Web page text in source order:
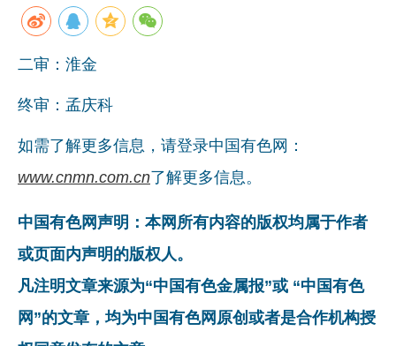
二审：淮金
终审：孟庆科
如需了解更多信息，请登录中国有色网：
www.cnmn.com.cn了解更多信息。
中国有色网声明：本网所有内容的版权均属于作者
或页面内声明的版权人。
凡注明文章来源为“中国有色金属报”或 “中国有色
网”的文章，均为中国有色网原创或者是合作机构授